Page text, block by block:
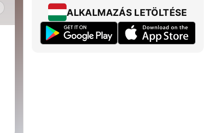
ALKALMAZÁS LETÖLTÉSE